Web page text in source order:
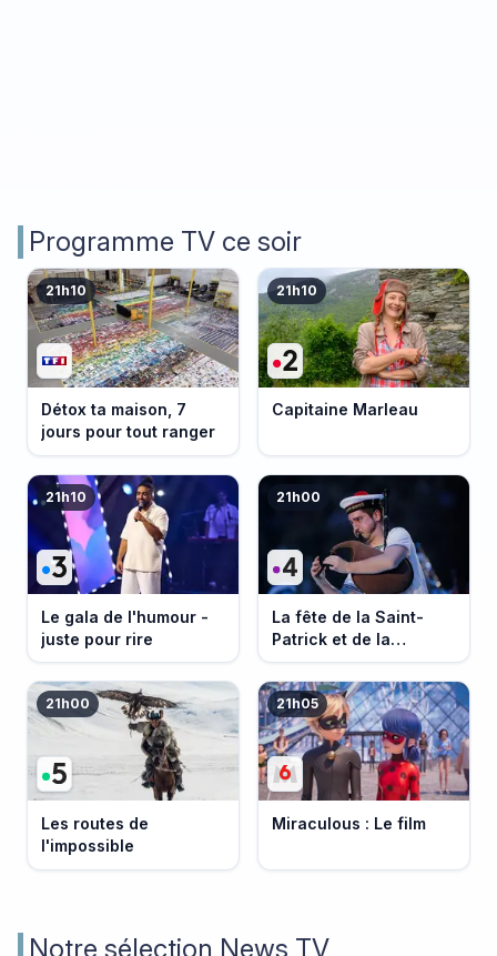
Programme TV ce soir
21h10
Détox ta maison, 7
jours pour tout ranger
21h10
Capitaine Marleau
21h10
Le gala de l'humour -
juste pour rire
21h00
La fête de la Saint-
Patrick et de la
Bretagne
21h00
Les routes de
l'impossible
21h05
Miraculous : Le film
Notre sélection News TV